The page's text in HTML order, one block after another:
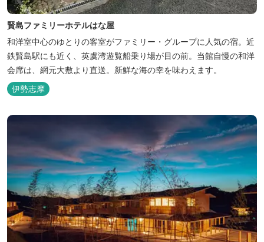
賢島ファミリーホテルはな屋
和洋室中心のゆとりの客室がファミリー・グループに人気の宿。近
鉄賢島駅にも近く、英虞湾遊覧船乗り場が目の前。当館自慢の和洋
会席は、網元大敷より直送。新鮮な海の幸を味わえます。
伊勢志摩